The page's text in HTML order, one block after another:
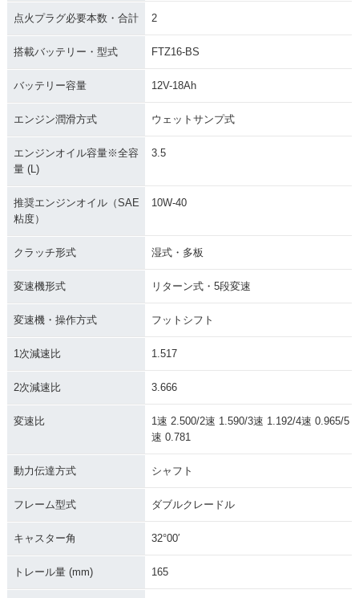
点火プラグ必要本数・合計 2
搭載バッテリー・型式 FTZ16-BS
バッテリー容量 12V-18Ah
エンジン潤滑方式 ウェットサンプ式
エンジンオイル容量※全容
量 (L)
3.5
推奨エンジンオイル（SAE
粘度）
10W-40
クラッチ形式 湿式・多板
変速機形式 リターン式・5段変速
変速機・操作方式 フットシフト
1次減速比 1.517
2次減速比 3.666
変速比
1速 2.500/2速 1.590/3速 1.192/4速 0.965/5
速 0.781
動力伝達方式 シャフト
フレーム型式 ダブルクレードル
キャスター角 32°00′
トレール量 (mm) 165